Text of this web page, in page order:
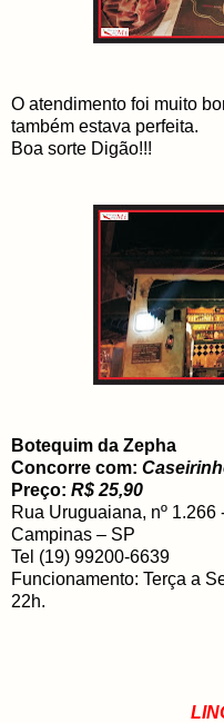
O atendimento foi muito
também estava perfeita.
Boa sorte Digão!!!
Botequim da Zepha
Concorre com:
Preço: R$ 25,90
Rua Uruguaiana, nº 1.266
Campinas – SP
Tel (19) 99200-6639
Funcionamento: Terça a
22h.